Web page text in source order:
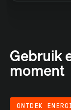
Gebruik
moment
ONTDEK